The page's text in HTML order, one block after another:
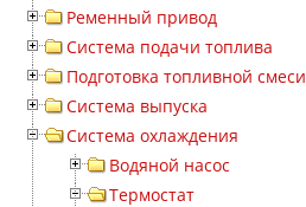
Ременный привод
Система подачи топлива
Подготовка топливной смеси
Система выпуска
Система охлаждения
Водяной насос
Термостат